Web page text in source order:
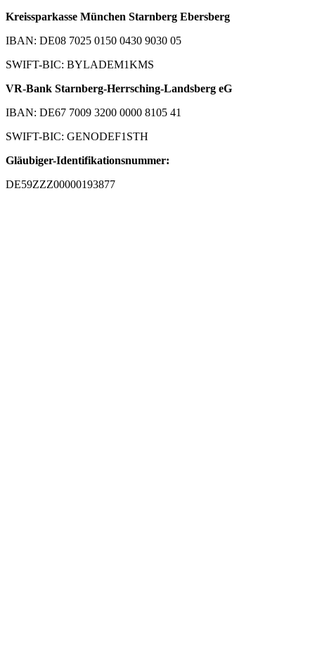
Kreissparkasse München Starnberg Ebersberg
IBAN: DE08 7025 0150 0430 9030 05
SWIFT-BIC: BYLADEM1KMS
VR-Bank Starnberg-Herrsching-Landsberg eG
IBAN: DE67 7009 3200 0000 8105 41
SWIFT-BIC: GENODEF1STH
Gläubiger-Identifikationsnummer:
DE59ZZZ00000193877